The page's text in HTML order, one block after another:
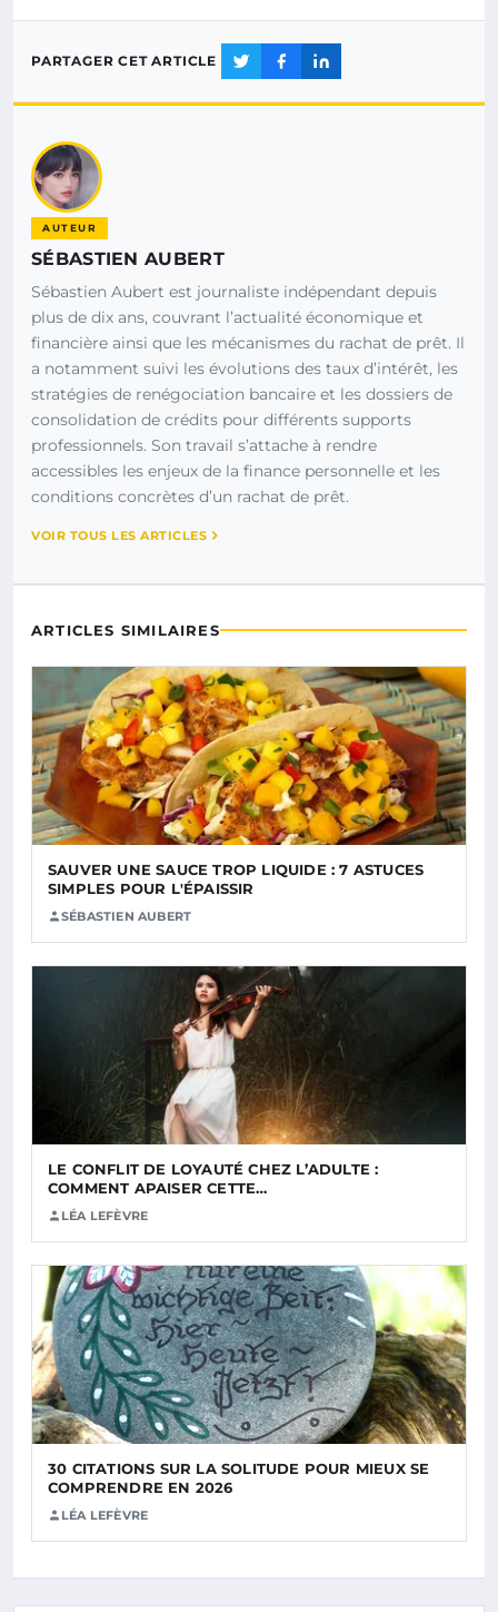
PARTAGER CET ARTICLE
AUTEUR
SÉBASTIEN AUBERT
Sébastien Aubert est journaliste indépendant depuis
plus de dix ans, couvrant l’actualité économique et
financière ainsi que les mécanismes du rachat de prêt. Il
a notamment suivi les évolutions des taux d’intérêt, les
stratégies de renégociation bancaire et les dossiers de
consolidation de crédits pour différents supports
professionnels. Son travail s’attache à rendre
accessibles les enjeux de la finance personnelle et les
conditions concrètes d’un rachat de prêt.
VOIR TOUS LES ARTICLES
ARTICLES SIMILAIRES
SAUVER UNE SAUCE TROP LIQUIDE : 7 ASTUCES
SIMPLES POUR L'ÉPAISSIR
SÉBASTIEN AUBERT
LE CONFLIT DE LOYAUTÉ CHEZ L’ADULTE :
COMMENT APAISER CETTE…
LÉA LEFÈVRE
30 CITATIONS SUR LA SOLITUDE POUR MIEUX SE
COMPRENDRE EN 2026
LÉA LEFÈVRE